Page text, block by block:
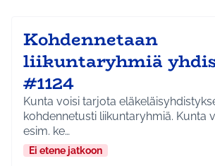
Kohdennetaan
liikuntaryhmiä
#1124
Kunta voisi tarjota
kohdennetusti liikuntaryhmiä. Kunta
esim. ke…
Ei etene jatkoon